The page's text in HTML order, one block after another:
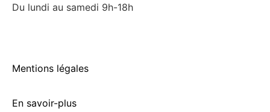
Du lundi au samedi 9h-18h
Mentions légales
En savoir-plus